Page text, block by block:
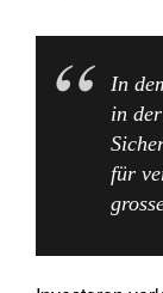
In
in
für